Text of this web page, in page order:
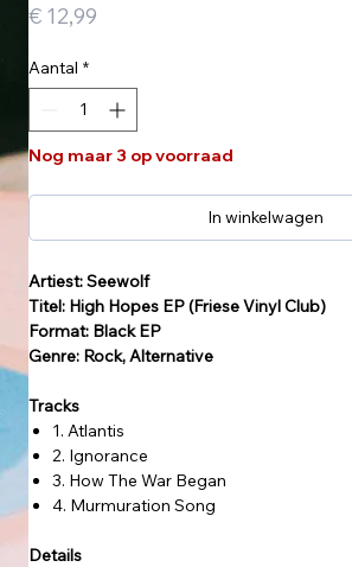
€ 12,99
Aantal *
Nog maar 3 op voorraad
In winkelwagen
Artiest: Seewolf
Titel: High Hopes EP (Friese Vinyl Club)
Format: Black EP
Genre: Rock, Alternative
Tracks
1. Atlantis
2. Ignorance
3. How The War Began
4. Murmuration Song
Details